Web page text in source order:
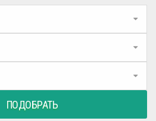
ПОДОБРАТЬ